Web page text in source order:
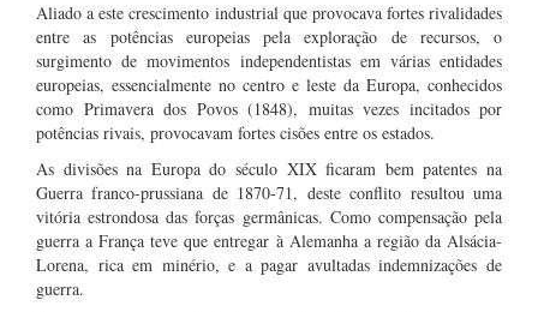
Aliado a este crescimento industrial que provocava fortes rivalidades
entre as potências europeias pela exploração de recursos, o
surgimento de movimentos independentistas em várias entidades
europeias, essencialmente no centro e leste da Europa, conhecidos
como Primavera dos Povos (1848), muitas vezes incitados por
potências rivais, provocavam fortes cisões entre os estados.
As divisões na Europa do século XIX ficaram bem patentes na
Guerra franco-prussiana de 1870-71, deste conflito resultou uma
vitória estrondosa das forças germânicas. Como compensação pela
guerra a França teve que entregar à Alemanha a região da Alsácia-
Lorena, rica em minério, e a pagar avultadas indemnizações de
guerra.